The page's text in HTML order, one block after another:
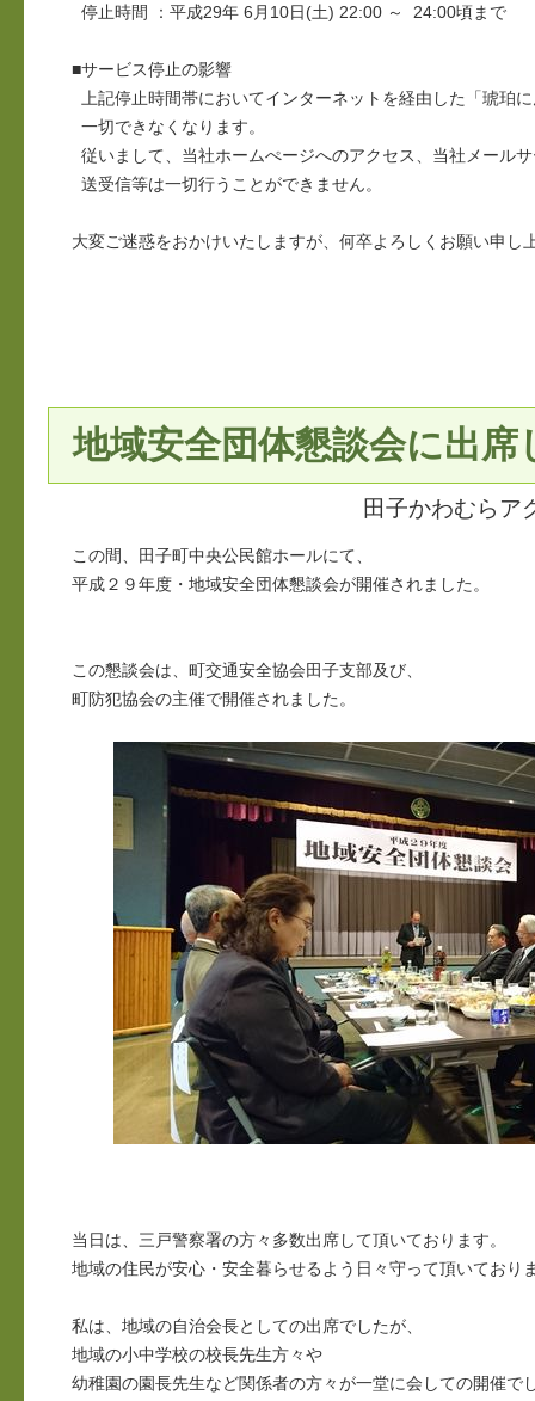
停止時間 ：平成29年 6月10日(土) 22:00 ～ 24:00頃まで
■サービス停止の影響
上記停止時間帯においてインターネットを経由した「琥珀
一切できなくなります。
従いまして、当社ホームぺージへのアクセス、当社メール
送受信等は一切行うことができません。
大変ご迷惑をおかけいたしますが、何卒よろしくお願い申し
地域安全団体懇談会に出席
田子かわむらア
この間、田子町中央公民館ホールにて、
平成２９年度・地域安全団体懇談会が開催されました。
この懇談会は、町交通安全協会田子支部及び、
町防犯協会の主催で開催されました。
当日は、三戸警察署の方々多数出席して頂いております。
地域の住民が安心・安全暮らせるよう日々守って頂いており
私は、地域の自治会長としての出席でしたが、
地域の小中学校の校長先生方々や
幼稚園の園長先生など関係者の方々が一堂に会しての開催で